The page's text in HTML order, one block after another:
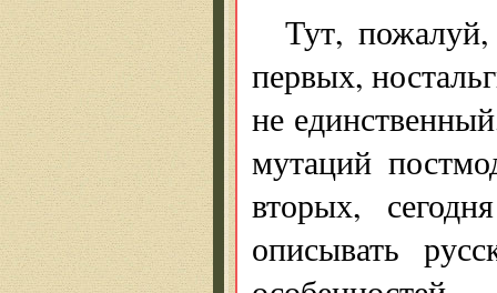
Тут,
первых,
не
мутаций
вторых,
описывать